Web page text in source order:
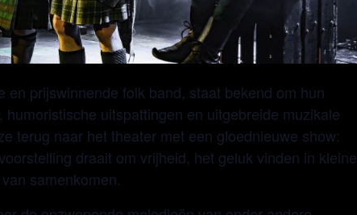
en prijswinnende folk band, staat bekend om hun
humoristische uitspattingen en uitgebreide muzikale
terug naar het theater met een gloednieuwe show:
draait om vrijheid, het geluk vinden in kleine
samenkomen.